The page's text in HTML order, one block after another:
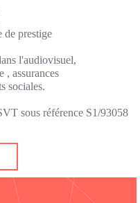
prestige
l'audiovisuel,
, assurances
sociales.
sous référence S1/93058